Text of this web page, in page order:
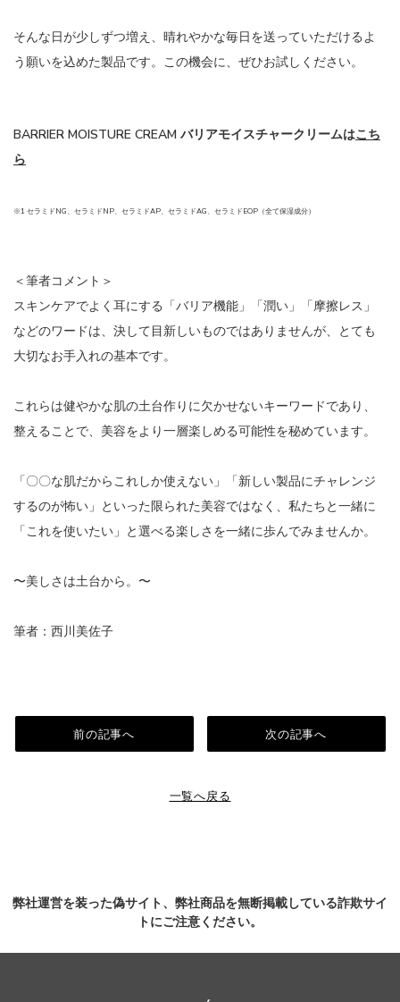
そんな日が少しずつ増え、晴れやかな毎日を送っていただけるよ
う願いを込めた製品です。この機会に、ぜひお試しください。
BARRIER MOISTURE CREAM バリアモイスチャークリームはこち
ら
※1 セラミドNG、セラミドNP、セラミドAP、セラミドAG、セラミドEOP（全て保湿成分）
＜筆者コメント＞
スキンケアでよく耳にする「バリア機能」「潤い」「摩擦レス」
などのワードは、決して目新しいものではありませんが、とても
大切なお手入れの基本です。
これらは健やかな肌の土台作りに欠かせないキーワードであり、
整えることで、美容をより一層楽しめる可能性を秘めています。
「〇〇な肌だからこれしか使えない」「新しい製品にチャレンジ
するのが怖い」といった限られた美容ではなく、私たちと一緒に
「これを使いたい」と選べる楽しさを一緒に歩んでみませんか。
〜美しさは土台から。〜
筆者：西川美佐子
前の記事へ
一覧へ戻る
次の記事へ
弊社運営を装った偽サイト、弊社商品を無断掲載している詐欺サイ
トにご注意ください。